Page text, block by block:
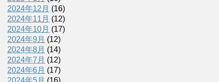
2024年12月 (16)
2024年11月 (12)
2024年10月 (17)
2024年9月 (12)
2024年8月 (14)
2024年7月 (12)
2024年6月 (17)
2024年5月 (16)